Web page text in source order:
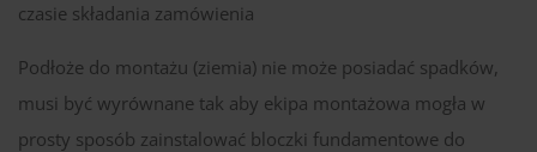
czasie składania zamówienia
Podłoże do montażu (ziemia) nie może posiadać spadków,
musi być wyrównane tak aby ekipa montażowa mogła w
prosty sposób zainstalować bloczki fundamentowe do